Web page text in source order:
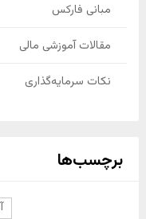
مبانی فارکس
مقالات آموزشی مالی
نکات سرمایه‌گذاری
برچسب‌ها